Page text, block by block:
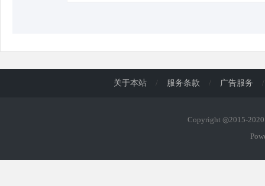
关于本站 / 服务条款 / 广告服务 /
Copyright ◎2015-